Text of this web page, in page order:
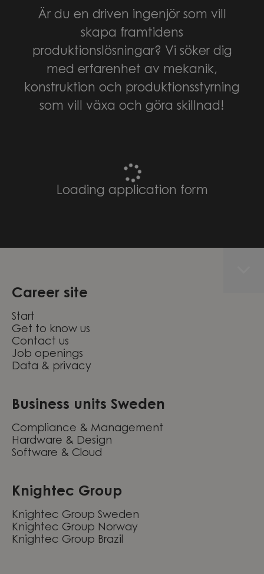
Är du en driven ingenjör som vill
skapa framtidens
produktionslösningar? Vi söker dig
med erfarenhet av mekanik,
konstruktion och produktionsstyrning
som vill växa och göra skillnad!
Loading application form
Career site
Start
Get to know us
Contact us
Job openings
Data & privacy
Business units Sweden
Compliance & Management
Hardware & Design
Software & Cloud
Knightec Group
Knightec Group Sweden
Knightec Group Norway
Knightec Group Brazil